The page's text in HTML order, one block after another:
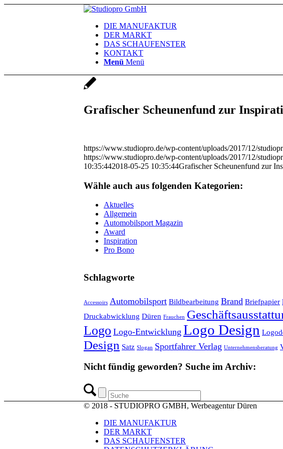
DIE MANUFAKTUR
DER MARKT
DAS SCHAUFENSTER
KONTAKT
Menü Menü
Grafischer Scheunenfund zur
https://www.studiopro.de/wp-content/uploads/2017/12/
https://www.studiopro.de/wp-content/uploads/2017/12/
10:35:442018-05-25 10:35:44Grafischer Scheunenfund zur
Wähle auch aus folgenden Kategorien:
Aktuelles
Allgemein
Automobilsport Magazin
Award
Inspiration
Pro Bono
Schlagworte
Accessoirs Automobilsport Bildbearbeitung Brand Briefpapier
Druckabwicklung Düren Frauchen
Logo Logo-Entwicklung Logo Design
Design Satz Slogan Sportfahrer Verlag Unternehmensberatung
Nicht fündig geworden? Suche im Archiv:
© 2018 - STUDIOPRO GMBH, Werbeagentur Düren
DIE MANUFAKTUR
DER MARKT
DAS SCHAUFENSTER